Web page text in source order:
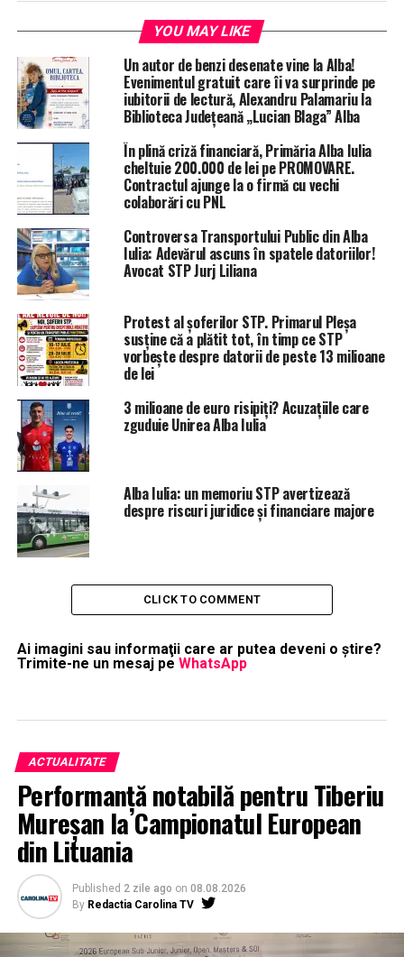
YOU MAY LIKE
Un autor de benzi desenate vine la Alba!
Evenimentul gratuit care îi va surprinde pe
iubitorii de lectură, Alexandru Palamariu la
Biblioteca Județeană „Lucian Blaga” Alba
În plină criză financiară, Primăria Alba Iulia
cheltuie 200.000 de lei pe PROMOVARE.
Contractul ajunge la o firmă cu vechi
colaborări cu PNL
Controversa Transportului Public din Alba
Iulia: Adevărul ascuns în spatele datoriilor!
Avocat STP Jurj Liliana
Protest al șoferilor STP. Primarul Pleșa
susține că a plătit tot, în timp ce STP
vorbește despre datorii de peste 13 milioane
de lei
3 milioane de euro risipiți? Acuzațiile care
zguduie Unirea Alba Iulia
Alba Iulia: un memoriu STP avertizează
despre riscuri juridice şi financiare majore
CLICK TO COMMENT
Ai imagini sau informaţii care ar putea deveni o ştire?
Trimite-ne un mesaj pe WhatsApp
ACTUALITATE
Performanță notabilă pentru Tiberiu
Mureșan la Campionatul European
din Lituania
Published 2 zile ago on 08.08.2026
By Redactia Carolina TV